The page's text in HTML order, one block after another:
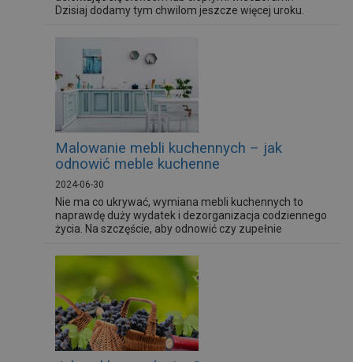
Dzisiaj dodamy tym chwilom jeszcze więcej uroku.
Przyjrzyjmy się kilku nowościom marki Galicja.
Malowanie mebli kuchennych – jak
odnowić meble kuchenne
2024-06-30
Nie ma co ukrywać, wymiana mebli kuchennych to
naprawdę duży wydatek i dezorganizacja codziennego
życia. Na szczęście, aby odnowić czy zupełnie
odpowiednie farby dostosowane do warunków
panujących w kuchni. Podpowiadamy, jak samodzielnie
pomalować meble kuchenne.